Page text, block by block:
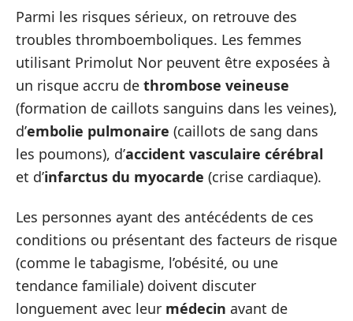
Parmi les risques sérieux, on retrouve des
troubles thromboemboliques. Les femmes
utilisant Primolut Nor peuvent être exposées à
un risque accru de thrombose veineuse
(formation de caillots sanguins dans les veines),
d’embolie pulmonaire (caillots de sang dans
les poumons), d’accident vasculaire cérébral
et d’infarctus du myocarde (crise cardiaque).
Les personnes ayant des antécédents de ces
conditions ou présentant des facteurs de risque
(comme le tabagisme, l’obésité, ou une
tendance familiale) doivent discuter
longuement avec leur médecin avant de